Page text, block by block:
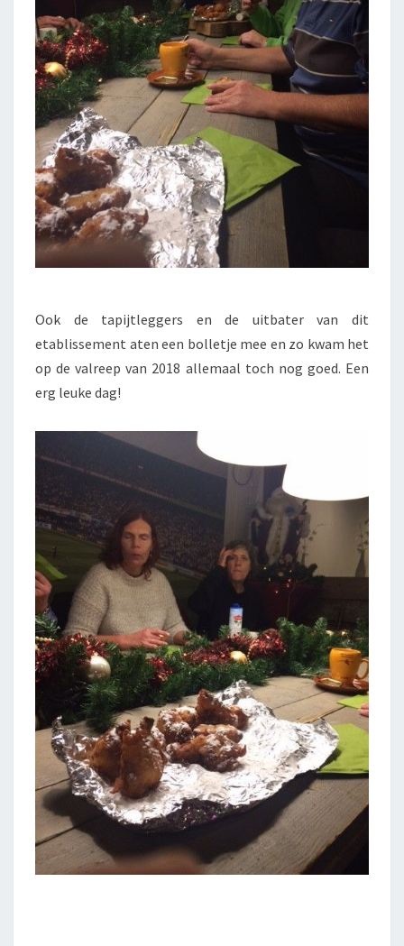
Ook de tapijtleggers en de uitbater van dit
etablissement aten een bolletje mee en zo kwam het
op de valreep van 2018 allemaal toch nog goed. Een
erg leuke dag!